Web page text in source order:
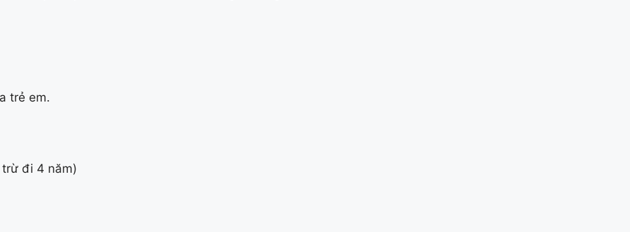
trẻ em.
trừ đi 4 năm)